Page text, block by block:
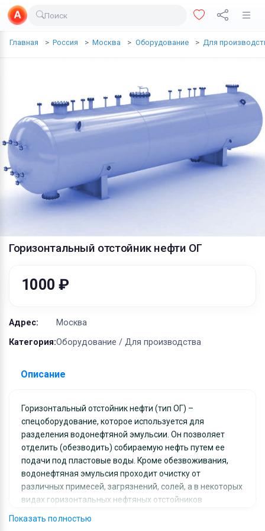
Поиск
Главная Россия Москва Оборудование Для
Горизонтальный отстойник нефти ОГ
1000 ₽
Адрес:
Москва
Категория:Оборудование / Для производства
Описание
Горизонтальный отстойник нефти (тип ОГ) –
спецоборудование, которое используется для
разделения водонефтяной эмульсии. Он позволяет
отделить (обезводить) собираемую нефть путем ее
подачи под пластовые воды. Кроме обезвоживания,
водонефтяная эмульсия проходит очистку от
различных примесей, загрязнений, солей, а в некоторых
видах горизонтальных нефтяных отстойников
Показать полностью
Доставка еды
Услуги
Личные вещи
Все для дома
Животные
Материалы